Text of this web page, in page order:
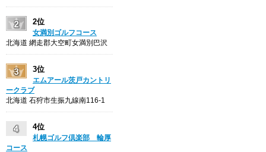
2位
女満別ゴルフコース
北海道 網走郡大空町女満別巴沢
3位
エムアール茨戸カントリ
ークラブ
北海道 石狩市生振九線南116-1
4位
札幌ゴルフ倶楽部 輪厚
コース